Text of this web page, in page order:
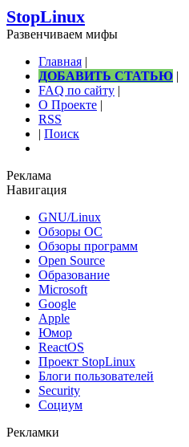
StopLinux
Развенчиваем мифы
Главная |
ДОБАВИТЬ СТАТЬЮ |
FAQ по сайту |
О Проекте |
RSS
| Поиск
Реклама
Навигация
GNU/Linux
Обзоры ОС
Обзоры программ
Open Source
Образование
Microsoft
Google
Apple
Юмор
ReactOS
Проект StopLinux
Блоги пользователей
Security
Социум
Рекламки